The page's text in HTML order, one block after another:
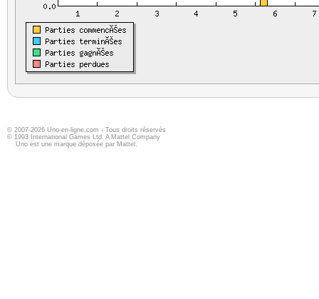
© 2007-2026 Uno-en-ligne.com - Tous droits réservés
© 1993 International Games Ltd. A Mattel Company
Uno est une marque déposée par Mattel.